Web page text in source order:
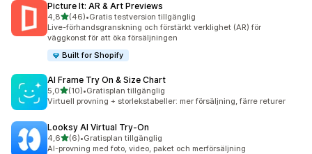
Picture It: AR & Art Previews
4,8av 5 stjärnor
(46)
46 recensioner totalt
•Gratis testversion tillgänglig
Live-förhandsgranskning och förstärkt verklighet (AR) för
väggkonst för att öka försäljningen
Built for Shopify
AI Frame Try On & Size Chart
5,0av 5 stjärnor
(10)
10 recensioner totalt
•Gratisplan tillgänglig
Virtuell provning + storlekstabeller: mer försäljning, färre returer
Looksy AI Virtual Try‑On
4,6av 5 stjärnor
(6)
6 recensioner totalt
•Gratisplan tillgänglig
AI-provning med foto, video, paket och merförsäljning